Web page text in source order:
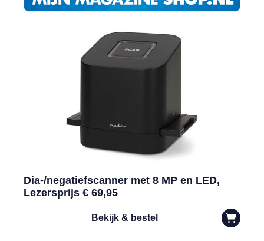
Dia-/negatiefscanner met 8 MP en LED,
Lezersprijs € 69,95
Bekijk & bestel